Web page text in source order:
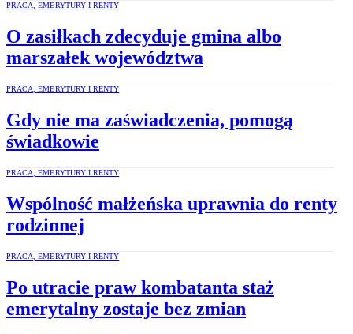
PRACA, EMERYTURY I RENTY
O zasiłkach zdecyduje gmina albo
marszałek województwa
PRACA, EMERYTURY I RENTY
Gdy nie ma zaświadczenia, pomogą
świadkowie
PRACA, EMERYTURY I RENTY
Wspólność małżeńska uprawnia do renty
rodzinnej
PRACA, EMERYTURY I RENTY
Po utracie praw kombatanta staż
emerytalny zostaje bez zmian